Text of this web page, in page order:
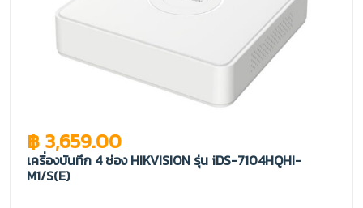
฿ 3,659.00
เครื่องบันทึก 4 ช่อง HIKVISION รุ่น iDS-7104HQHI-
M1/S(E)